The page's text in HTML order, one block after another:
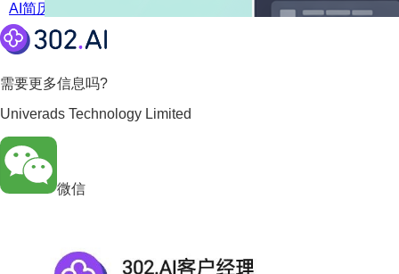
AI简历制作
需要更多信息吗?
Univerads Technology Limited
微信